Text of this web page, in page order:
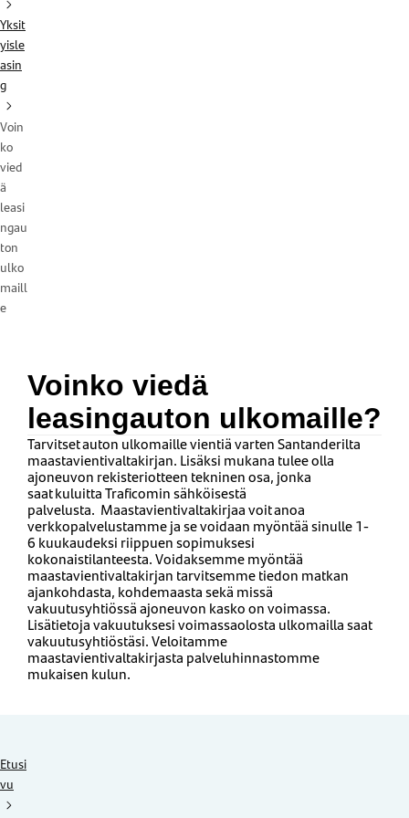
Yksit
yisle
asin
g
Voin
ko
vied
ä
leasi
ngau
ton
ulko
maill
e
Voinko viedä
leasingauton ulkomaille?
Tarvitset auton ulkomaille vientiä varten Santanderilta
maastavientivaltakirjan. Lisäksi mukana tulee olla
ajoneuvon rekisteriotteen tekninen osa, jonka
saatkuluittaTraficominsähköisestä
palvelusta. Maastavientivaltakirjaa voit anoa
verkkopalvelustamme ja se voidaan myöntää sinulle1-
6 kuukaudeksi riippuen sopimuksesi
kokonaistilanteesta.Voidaksemme myöntää
maastavientivaltakirjan tarvitsemme tiedon matkan
ajankohdasta, kohdemaasta sekä missä
vakuutusyhtiössä ajoneuvon kasko on voimassa.
Lisätietoja vakuutuksesi voimassaolosta ulkomailla saat
vakuutusyhtiöstäsi. Veloitamme
maastavientivaltakirjasta palveluhinnastomme
mukaisen kulun.
Etusi
vu